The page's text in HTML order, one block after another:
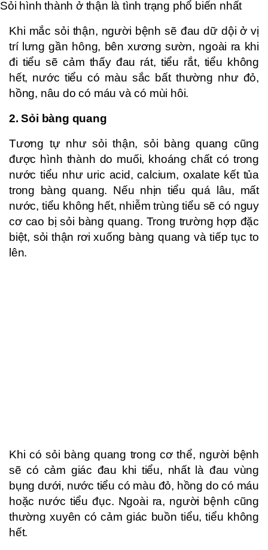
Sỏi hình thành ở thận là tình trạng phổ biến nhất
Khi mắc sỏi thận, người bệnh sẽ đau dữ dội ở vị
trí lưng gần hông, bên xương sườn, ngoài ra khi
đi tiểu sẽ cảm thấy đau rát, tiểu rắt, tiểu không
hết, nước tiểu có màu sắc bất thường như đỏ,
hồng, nâu do có máu và có mùi hôi.
2. Sỏi bàng quang
Tương tự như sỏi thận, sỏi bàng quang cũng
được hình thành do muối, khoáng chất có trong
nước tiểu như uric acid, calcium, oxalate kết tủa
trong bàng quang. Nếu nhịn tiểu quá lâu, mất
nước, tiểu không hết, nhiễm trùng tiểu sẽ có nguy
cơ cao bị sỏi bàng quang. Trong trường hợp đặc
biệt, sỏi thận rơi xuống bàng quang và tiếp tục to
lên.
Khi có sỏi bàng quang trong cơ thể, người bệnh
sẽ có cảm giác đau khi tiểu, nhất là đau vùng
bụng dưới, nước tiểu có màu đỏ, hồng do có máu
hoặc nước tiểu đục. Ngoài ra, người bệnh cũng
thường xuyên có cảm giác buồn tiểu, tiểu không
hết.